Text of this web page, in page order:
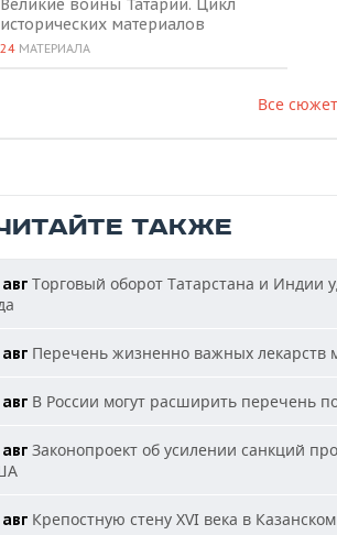
Великие воины Татарии. Цикл
исторических материалов
24 МАТЕРИАЛА
Все
ТАКЖЕ
Торговый оборот Татарстана и Индии
Перечень жизненно важных лекарств
В России могут расширить перечень
Законопроект об усилении санкций
Крепостную стену XVI века в